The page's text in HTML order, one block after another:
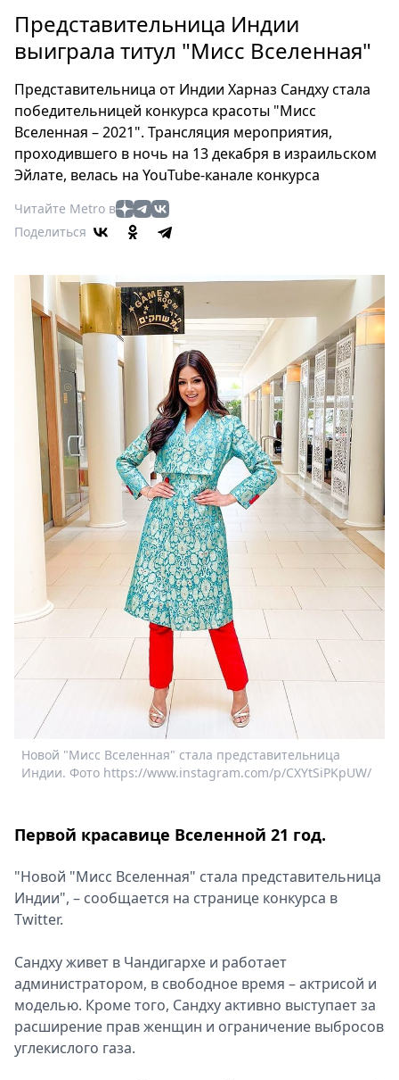
Россия
Мир
Еда
Туризм
Мода
Театр
Кино
Афиша
Выставки
Пресс-
релизы
Metro
Стримы
Спецпроекты
Звезды
Выборы
2026
Скачай
Metro
Представительница Индии
выиграла титул "Мисс Вселенная"
Представительница от Индии Харназ Сандху стала
победительницей конкурса красоты "Мисс
Вселенная – 2021". Трансляция мероприятия,
проходившего в ночь на 13 декабря в израильском
Эйлате, велась на YouTube-канале конкурса
Читайте Metro в
Поделиться
Новой "Мисс Вселенная" стала представительница
Индии. Фото https://www.instagram.com/p/CXYtSiPKpUW/
Первой красавице Вселенной 21 год.
"Новой "Мисс Вселенная" стала представительница
Индии", – сообщается на странице конкурса в
Twitter.
Сандху живет в Чандигархе и работает
администратором, в свободное время – актрисой и
моделью. Кроме того, Сандху активно выступает за
расширение прав женщин и ограничение выбросов
углекислого газа.